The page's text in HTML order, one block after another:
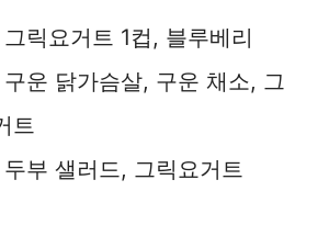
릭요거트 1컵, 블루베리
운 닭가슴살, 구운 채소, 그
트
부 샐러드, 그릭요거트